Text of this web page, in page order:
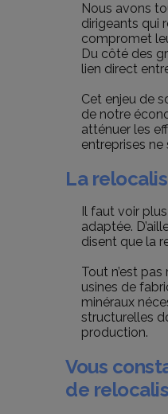
Nous avons
dirigeants qui
compromet
Du côté des
lien direct
Cet enjeu de
de notre
atténuer les
entreprises
La
Il faut voir
adaptée.
disent que la
Tout n’est
usines de
minéraux
structurelles
production.
Vous
de